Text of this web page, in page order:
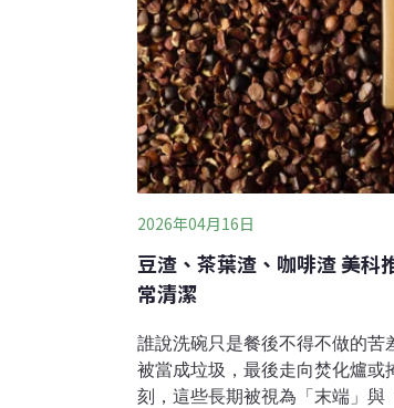
2026年04月16日
豆渣、茶葉渣、咖啡渣 美科
常清潔
誰說洗碗只是餐後不得不做的苦
被當成垃圾，最後走向焚化爐或
刻，這些長期被視為「末端」與